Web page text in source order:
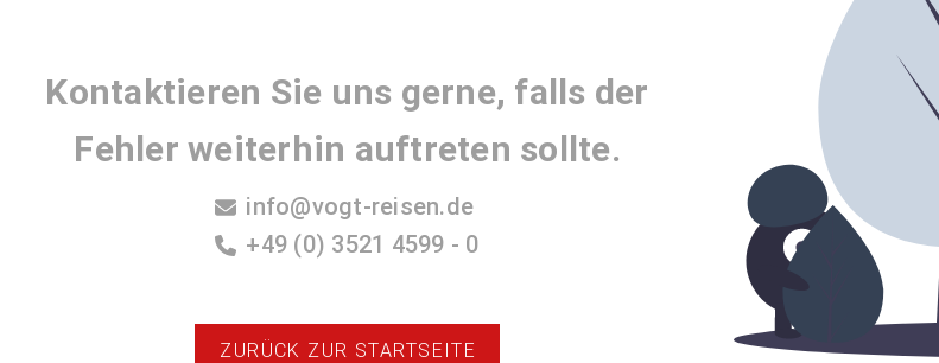
Kontaktieren Sie uns gerne, falls der
Fehler weiterhin auftreten sollte.
info@vogt-reisen.de
+49 (0) 3521 4599 - 0
ZURÜCK ZUR STARTSEITE